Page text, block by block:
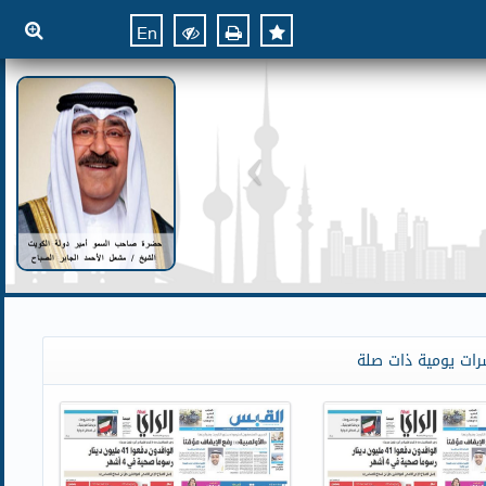
En
يومية ذات صلة